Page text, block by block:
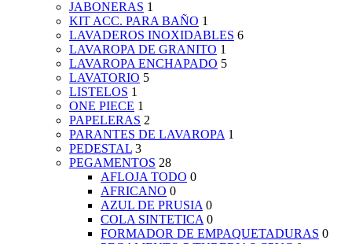
JABONERAS 1
KIT ACC. PARA BAÑO 1
LAVADEROS INOXIDABLES 6
LAVAROPA DE GRANITO 1
LAVAROPA ENCHAPADO 5
LAVATORIO 5
LISTELOS 1
ONE PIECE 1
PAPELERAS 2
PARANTES DE LAVAROPA 1
PEDESTAL 3
PEGAMENTOS 28
AFLOJA TODO 0
AFRICANO 0
AZUL DE PRUSIA 0
COLA SINTETICA 0
FORMADOR DE EMPAQUETADURAS 0